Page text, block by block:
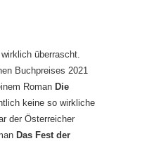
überrascht.
Buchpreises 2021
Roman Die
keine so wirkliche
der Österreicher
Das Fest der